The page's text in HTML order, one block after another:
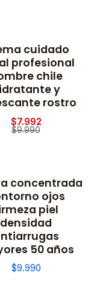
OFF
cuidado
profesional
chile
y
rostro
$7.992
$9.990
concentrada
ojos
piel
densidad
50 años
$9.990